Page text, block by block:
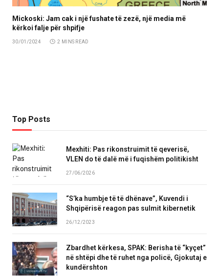
Mickoski: Jam cak i një fushate të zezë, një media më
kërkoi falje për shpifje
30/01/2024 2 MINS READ
Top Posts
Mexhiti: Pas rikonstruimit të qeverisë,
VLEN do të dalë më i fuqishëm politikisht
27/06/2026
“S’ka humbje të të dhënave”, Kuvendi i
Shqipërisë reagon pas sulmit kibernetik
26/12/2023
Zbardhet kërkesa, SPAK: Berisha të “kyçet”
në shtëpi dhe të ruhet nga policë, Gjokutaj e
kundërshton